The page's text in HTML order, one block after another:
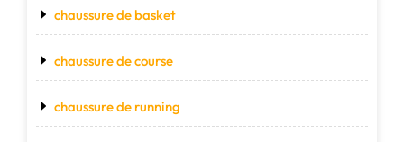
chaussure de basket
chaussure de course
chaussure de running